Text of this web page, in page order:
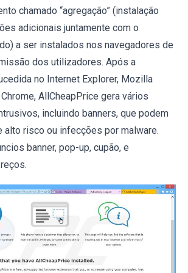
chamado “agregação” (instalação
adicionais juntamente com o
a ser instalados nos navegadores de
dos utilizadores. Após a
no Internet Explorer, Mozilla
AllCheapPrice gera vários
incluindo banners, que podem
alto risco ou infecções por malware.
banner, pop-up, cupão, e